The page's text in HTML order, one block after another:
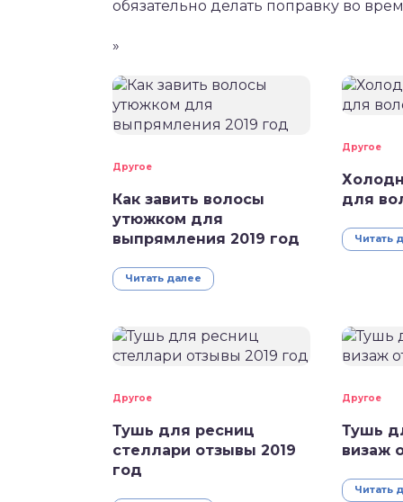
обязательно делать поправку во
»
Другое
Как завить волосы
утюжком для
выпрямления 2019 год
Читать далее
Другое
для
Читать
Другое
Тушь для ресниц
стеллари отзывы 2019
год
Другое
Тушь
визаж
Читать